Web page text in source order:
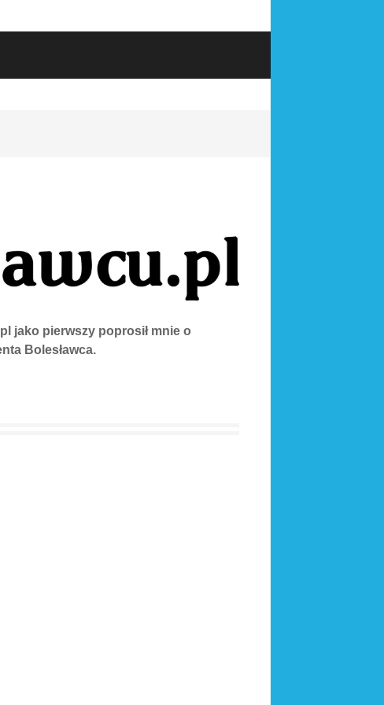
jako pierwszy poprosił mnie o
Bolesławca.